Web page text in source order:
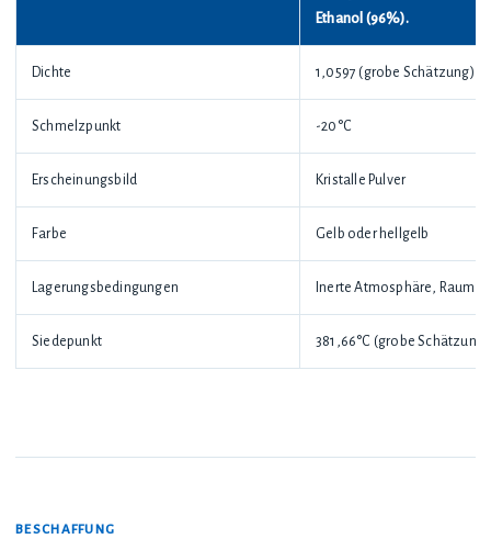
Ethanol (96%).
Dichte 1,0597 (grobe Schätzung)
Schmelzpunkt -20°C
Erscheinungsbild Kristalle Pulver
Farbe Gelb oder hellgelb
Lagerungsbedingungen Inerte Atmosphäre,
Siedepunkt 381,66°C (grobe Schätzung)
BESCHAFFUNG